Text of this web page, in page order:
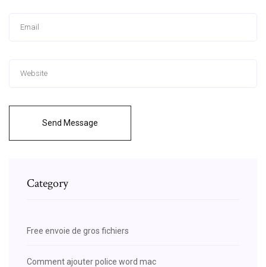
Send Message
Category
Free envoie de gros fichiers
Comment ajouter police word mac